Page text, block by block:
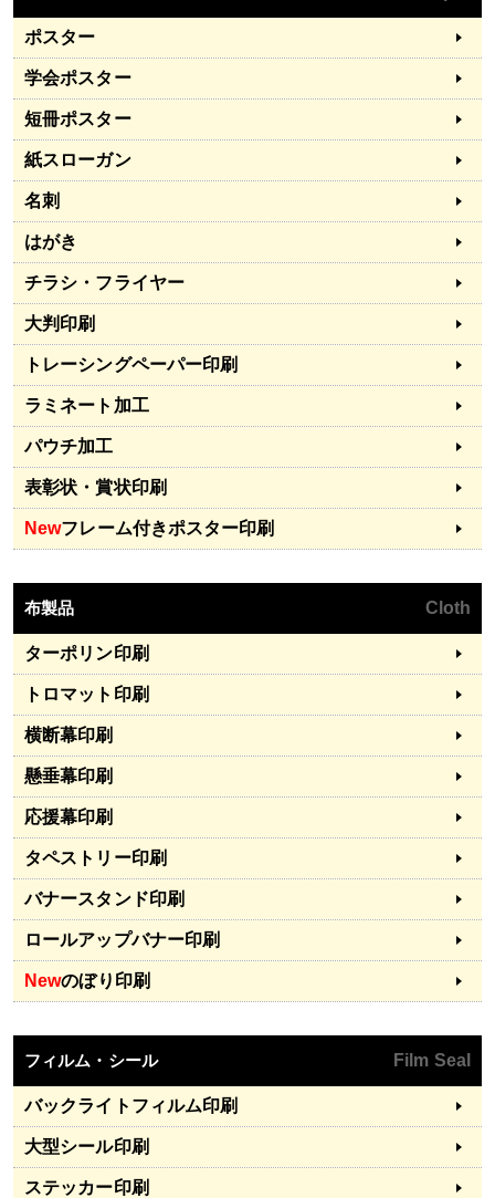
ポスター
学会ポスター
短冊ポスター
紙スローガン
名刺
はがき
チラシ・フライヤー
大判印刷
トレーシングペーパー印刷
ラミネート加工
パウチ加工
表彰状・賞状印刷
Newフレーム付きポスター印刷
布製品 Cloth
ターポリン印刷
トロマット印刷
横断幕印刷
懸垂幕印刷
応援幕印刷
タペストリー印刷
バナースタンド印刷
ロールアップバナー印刷
Newのぼり印刷
フィルム・シール Film Seal
バックライトフィルム印刷
大型シール印刷
ステッカー印刷